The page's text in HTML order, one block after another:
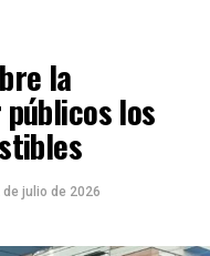
la
los
de julio de 2026